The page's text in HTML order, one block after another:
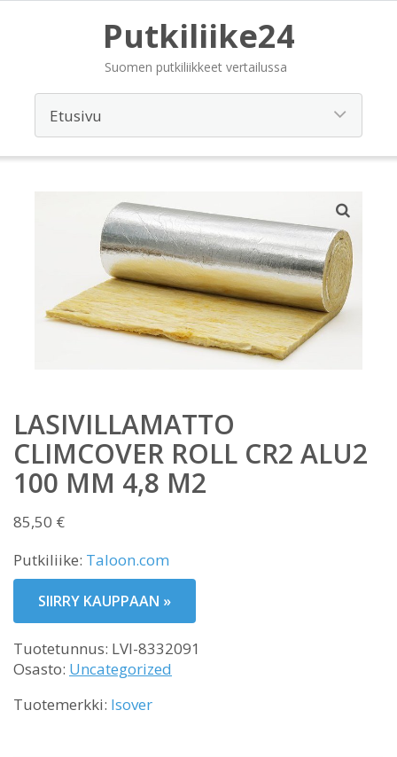
Putkiliike24
Suomen putkiliikkeet vertailussa
LASIVILLAMATTO
CLIMCOVER ROLL CR2 ALU2
100 MM 4,8 M2
85,50 €
Putkiliike: Taloon.com
SIIRRY KAUPPAAN »
Tuotetunnus: LVI-8332091
Osasto: Uncategorized
Tuotemerkki: Isover